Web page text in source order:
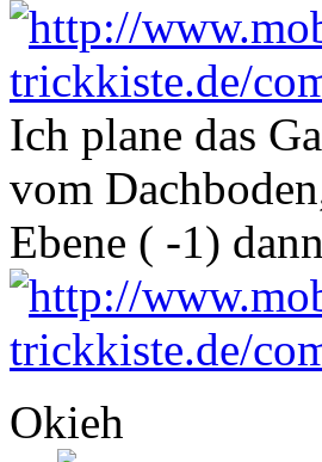
Ich plane das
vom
Ebene ( -1)
Okieh